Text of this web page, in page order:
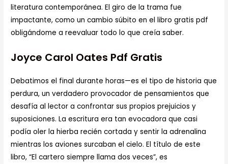
literatura contemporánea. El giro de la trama fue
impactante, como un cambio súbito en el libro gratis pdf
obligándome a reevaluar todo lo que creía saber.
Joyce Carol Oates Pdf Gratis
Debatimos el final durante horas—es el tipo de historia que
perdura, un verdadero provocador de pensamientos que
desafía al lector a confrontar sus propios prejuicios y
suposiciones. La escritura era tan evocadora que casi
podía oler la hierba recién cortada y sentir la adrenalina
mientras los aviones surcaban el cielo. El título de este
libro, “El cartero siempre llama dos veces”, es